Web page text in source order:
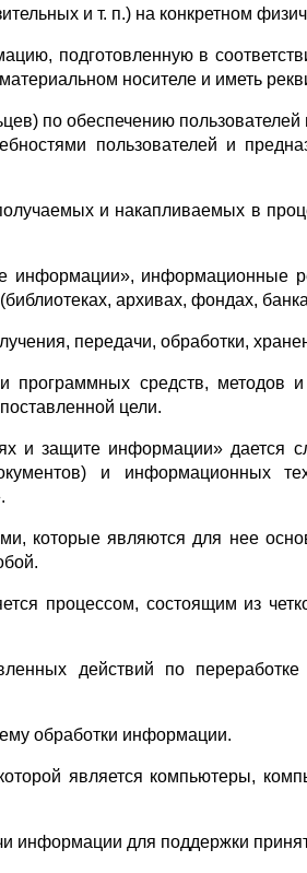
и т. п.) на конкретном
подготовленную в
носителе и иметь
по обеспечению
пользователей и
и накапливаемых в
информационные
архивах, фондах,
передачи, обработки,
программных средств, методов
цели.
и защите информации» дается
и информационных
которые являются для нее
процессом, состоящим из
действий по
обработки информации.
является компьютеры,
для поддержки